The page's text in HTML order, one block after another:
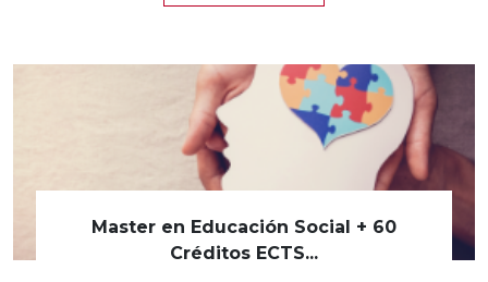
Master en Educación Social + 60
Créditos ECTS...